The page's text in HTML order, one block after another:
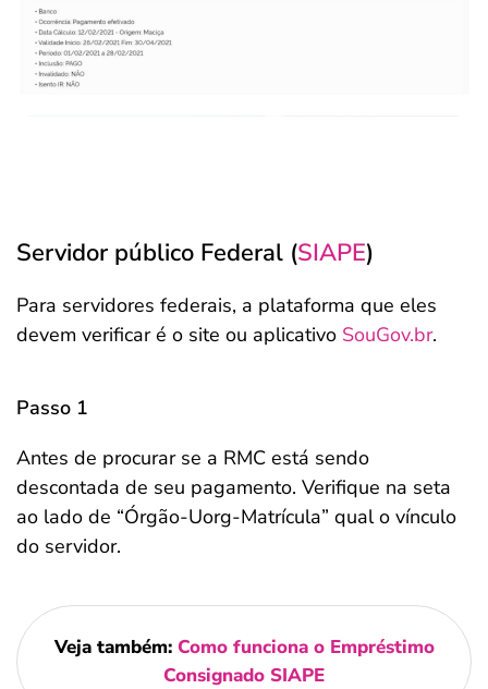
Servidor público Federal (SIAPE)
Para servidores federais, a plataforma que eles
devem verificar é o site ou aplicativo SouGov.br.
Passo 1
Antes de procurar se a RMC está sendo
descontada de seu pagamento. Verifique na seta
ao lado de “Órgão-Uorg-Matrícula” qual o vínculo
do servidor.
Veja também: Como funciona o Empréstimo
Consignado SIAPE